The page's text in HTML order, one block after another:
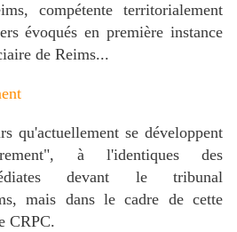
compétente territorialement
évoqués en première instance
de Reims...
qu'actuellement se développent
à l'identiques des
devant le tribunal
mais dans le cadre de cette
CRPC.